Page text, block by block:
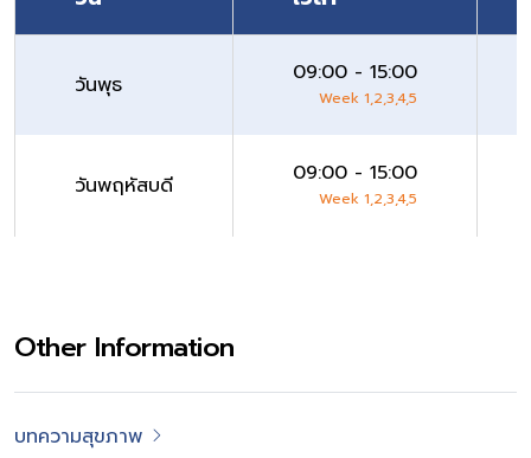
วันพุธ 09:00 - 15:00
Week 1,2,3,4,5
วันพฤหัสบดี 09:00 - 15:00
Week 1,2,3,4,5
Other Information
บทความสุขภาพ